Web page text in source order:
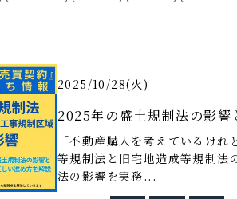
2025/10/28(火)
2025年の盛土規制法の影
「不動産購入を考えているけ
等規制法と旧宅地造成等規制
法の影響を実務...